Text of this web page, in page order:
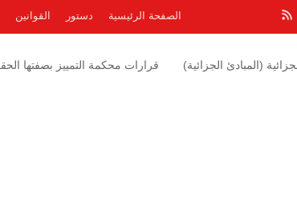
الصفحة الرئيسية دستور القوانين
(المبادئ الجزائية) قرارات محكمة التمييز بصفتها